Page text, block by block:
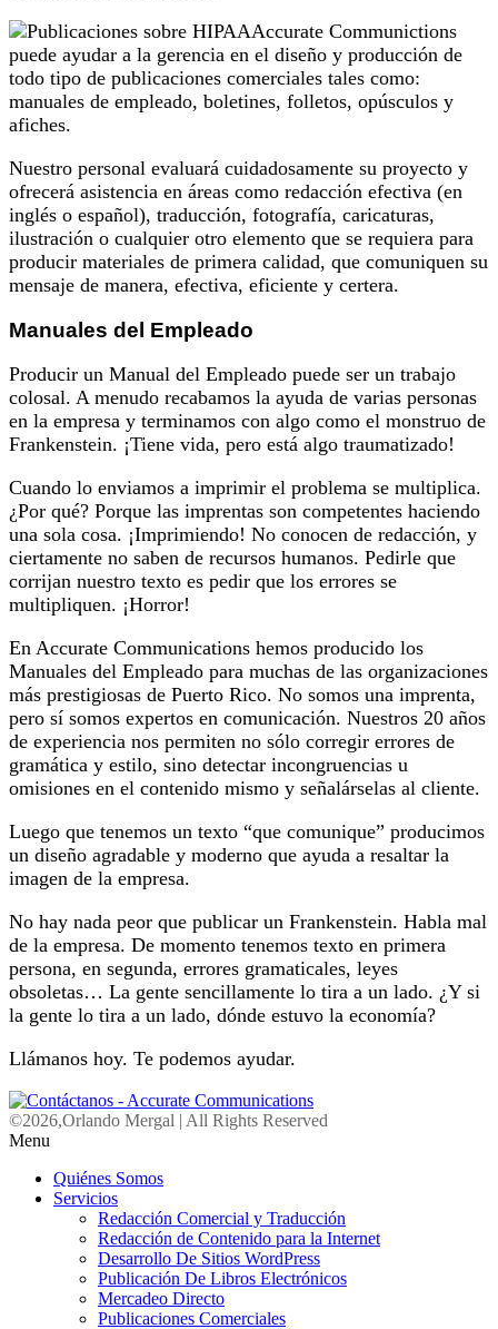
Accurate Communictions
puede ayudar a la gerencia en el diseño y producción de
todo tipo de publicaciones comerciales tales como:
manuales de empleado, boletines, folletos, opúsculos y
afiches.
Nuestro personal evaluará cuidadosamente su proyecto y
ofrecerá asistencia en áreas como redacción efectiva (en
inglés o español), traducción, fotografía, caricaturas,
ilustración o cualquier otro elemento que se requiera para
producir materiales de primera calidad, que comuniquen su
mensaje de manera, efectiva, eficiente y certera.
Manuales del Empleado
Producir un Manual del Empleado puede ser un trabajo
colosal. A menudo recabamos la ayuda de varias personas
en la empresa y terminamos con algo como el monstruo de
Frankenstein. ¡Tiene vida, pero está algo traumatizado!
Cuando lo enviamos a imprimir el problema se multiplica.
¿Por qué? Porque las imprentas son competentes haciendo
una sola cosa. ¡Imprimiendo! No conocen de redacción, y
ciertamente no saben de recursos humanos. Pedirle que
corrijan nuestro texto es pedir que los errores se
multipliquen. ¡Horror!
En Accurate Communications hemos producido los
Manuales del Empleado para muchas de las organizaciones
más prestigiosas de Puerto Rico. No somos una imprenta,
pero sí somos expertos en comunicación. Nuestros 20 años
de experiencia nos permiten no sólo corregir errores de
gramática y estilo, sino detectar incongruencias u
omisiones en el contenido mismo y señalárselas al cliente.
Luego que tenemos un texto “que comunique” producimos
un diseño agradable y moderno que ayuda a resaltar la
imagen de la empresa.
No hay nada peor que publicar un Frankenstein. Habla mal
de la empresa. De momento tenemos texto en primera
persona, en segunda, errores gramaticales, leyes
obsoletas… La gente sencillamente lo tira a un lado. ¿Y si
la gente lo tira a un lado, dónde estuvo la economía?
Llámanos hoy. Te podemos ayudar.
©2026,Orlando Mergal | All Rights Reserved
Scroll
Menu
Quiénes Somos
Servicios
Redacción Comercial y Traducción
Redacción de Contenido para la Internet
Desarrollo De Sitios WordPress
Publicación De Libros Electrónicos
Mercadeo Directo
Publicaciones Comerciales